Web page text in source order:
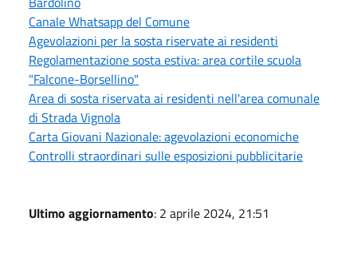
Canale Whatsapp del Comune
Agevolazioni per la sosta riservate ai residenti
Regolamentazione sosta estiva: area cortile scuola
"Falcone-Borsellino"
Area di sosta riservata ai residenti nell'area comunale
di Strada Vignola
Carta Giovani Nazionale: agevolazioni economiche
Controlli straordinari sulle esposizioni pubblicitarie
Ultimo aggiornamento: 2 aprile 2024, 21:51